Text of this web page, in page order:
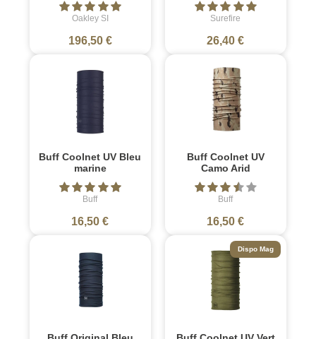
Oakley SI
196,50 €
Surefire
26,40 €
Buff Coolnet UV Bleu
marine
Buff
16,50 €
Buff Coolnet UV
Camo Arid
Buff
16,50 €
Dispo Mag